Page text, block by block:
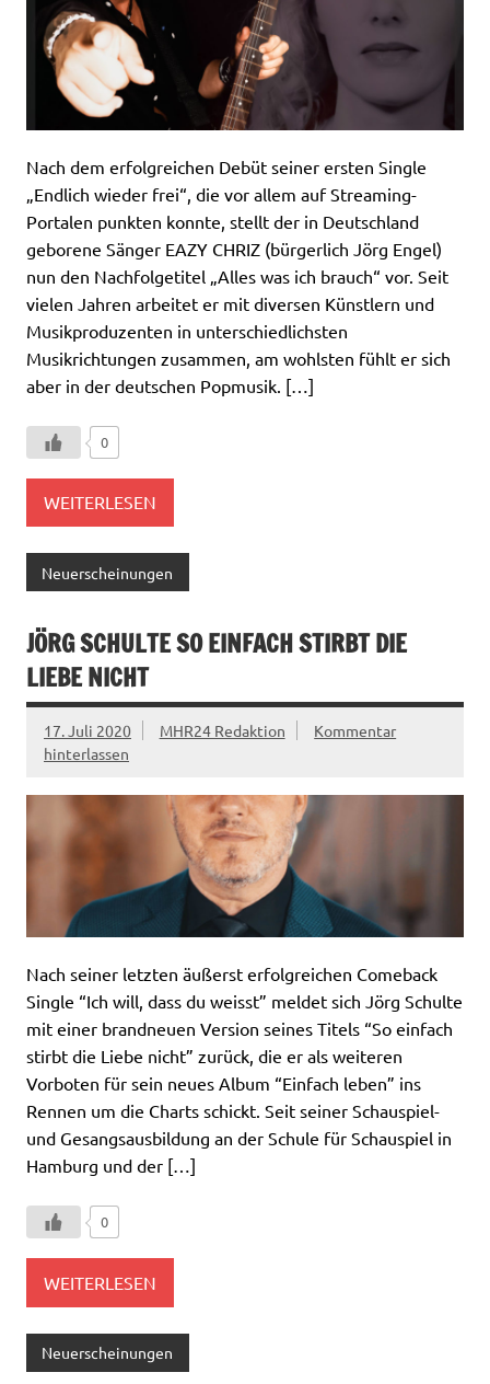
Nach dem erfolgreichen Debüt seiner ersten Single
„Endlich wieder frei“, die vor allem auf Streaming-
Portalen punkten konnte, stellt der in Deutschland
geborene Sänger EAZY CHRIZ (bürgerlich Jörg Engel)
nun den Nachfolgetitel „Alles was ich brauch“ vor. Seit
vielen Jahren arbeitet er mit diversen Künstlern und
Musikproduzenten in unterschiedlichsten
Musikrichtungen zusammen, am wohlsten fühlt er sich
aber in der deutschen Popmusik. […]
0
WEITERLESEN
Neuerscheinungen
JÖRG SCHULTE SO EINFACH STIRBT DIE
LIEBE NICHT
17. Juli 2020 MHR24 Redaktion
Kommentar
hinterlassen
Nach seiner letzten äußerst erfolgreichen Comeback
Single “Ich will, dass du weisst” meldet sich Jörg Schulte
mit einer brandneuen Version seines Titels “So einfach
stirbt die Liebe nicht” zurück, die er als weiteren
Vorboten für sein neues Album “Einfach leben” ins
Rennen um die Charts schickt. Seit seiner Schauspiel-
und Gesangsausbildung an der Schule für Schauspiel in
Hamburg und der […]
0
WEITERLESEN
Neuerscheinungen